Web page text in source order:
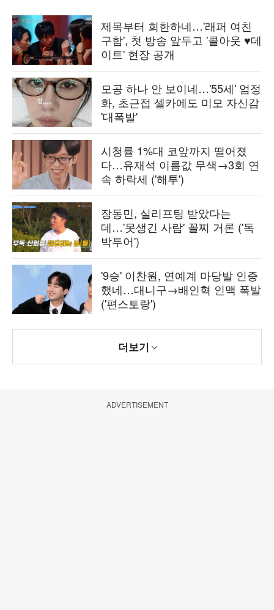
제목부터 희한하네…'래퍼 여친
구함', 첫 방송 앞두고 '콜아웃 ♥데
이트' 현장 공개
모공 하나 안 보이네…'55세' 엄정
화, 초근접 셀카에도 미모 자신감
'대폭발'
시청률 1%대 코앞까지 떨어졌
다…유재석 이름값 무색→3회 연
속 하락세 ('해투')
장동민, 실리프팅 받았다는
데…'못생긴 사람' 꼴찌 거론 ('독
박투어')
'9승' 이찬원, 연예계 마당발 인증
했네…대니구→배인혁 인맥 폭발
('편스토랑')
더보기
ADVERTISEMENT